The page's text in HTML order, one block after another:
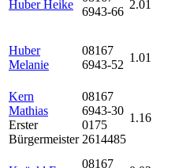
Huber Heike
6943-66
2.01
Huber
Melanie
08167
6943-52
1.01
Kern
Mathias
Erster
Bürgermeister
08167
6943-30
0175
2614485
1.16
08167